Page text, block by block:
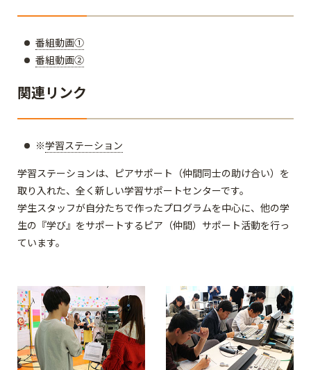
番組動画①
番組動画②
関連リンク
※学習ステーション
学習ステーションは、ピアサポート（仲間同士の助け合い）を
取り入れた、全く新しい学習サポートセンターです。
学生スタッフが自分たちで作ったプログラムを中心に、他の学
生の『学び』をサポートするピア（仲間）サポート活動を行っ
ています。